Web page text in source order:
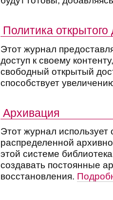
Политика открытого
Этот журнал
доступ к своему
свободный открытый
способствует
Архивация
Этот журнал
распределенной
этой системе
создавать постоянные
восстановления.